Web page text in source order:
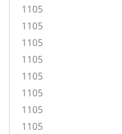
1105
1105
1105
1105
1105
1105
1105
1105